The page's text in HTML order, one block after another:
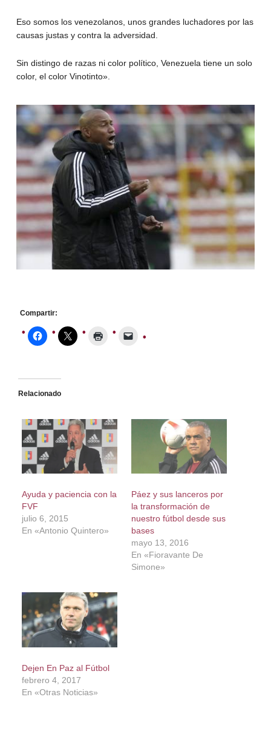
Eso somos los venezolanos, unos grandes luchadores por las
causas justas y contra la adversidad.
Sin distingo de razas ni color político, Venezuela tiene un solo
color, el color Vinotinto».
Compartir:
Relacionado
Ayuda y paciencia con la
FVF
julio 6, 2015
En «Antonio Quintero»
Páez y sus lanceros por
la transformación de
nuestro fútbol desde sus
bases
mayo 13, 2016
En «Fioravante De
Simone»
Dejen En Paz al Fútbol
febrero 4, 2017
En «Otras Noticias»